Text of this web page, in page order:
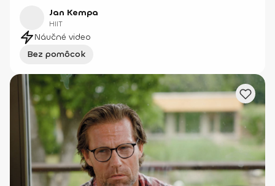
Jan Kempa
HIIT
Náučné video
Bez pomôcok